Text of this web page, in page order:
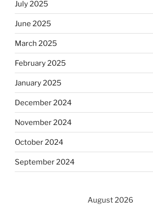
July 2025
June 2025
March 2025
February 2025
January 2025
December 2024
November 2024
October 2024
September 2024
August 2026